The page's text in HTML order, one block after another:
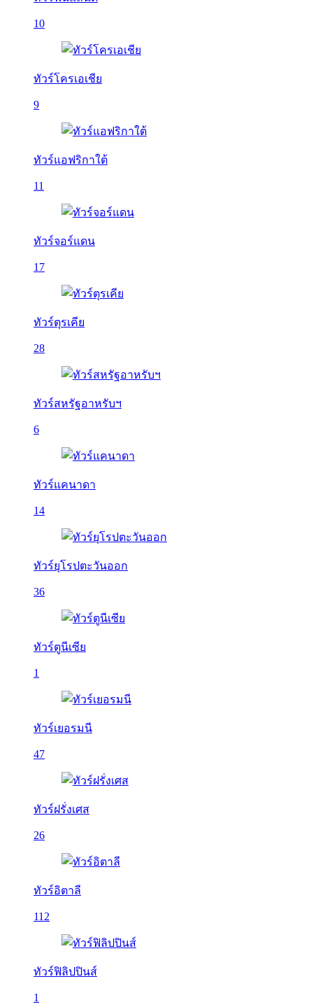
10
ทัวร์โครเอเชีย
9
ทัวร์แอฟริกาใต้
11
ทัวร์จอร์แดน
17
ทัวร์ตุรเคีย
28
ทัวร์สหรัฐอาหรับฯ
6
ทัวร์แคนาดา
14
ทัวร์ยุโรปตะวันออก
36
ทัวร์ตูนีเซีย
1
ทัวร์เยอรมนี
47
ทัวร์ฝรั่งเศส
26
ทัวร์อิตาลี
112
ทัวร์ฟิลิปปินส์
1